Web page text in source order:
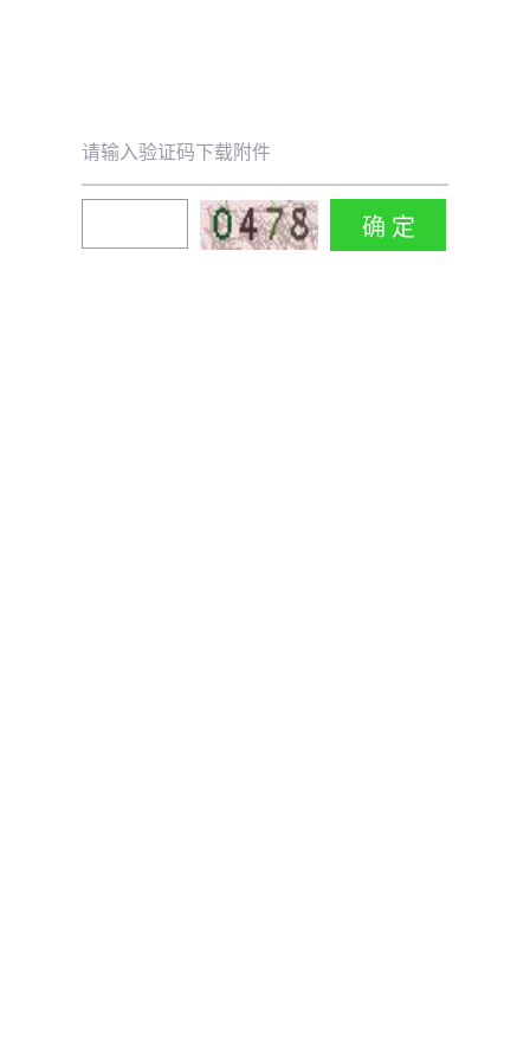
请输入验证码下载附件